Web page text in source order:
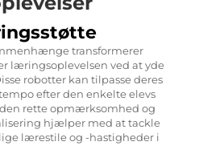
transformerer
læringsoplevelsen ved at yde
robotter kan tilpasse deres
efter den enkelte elevs
rette opmærksomhed og
hjælper med at tackle
lærestile og -hastigheder i